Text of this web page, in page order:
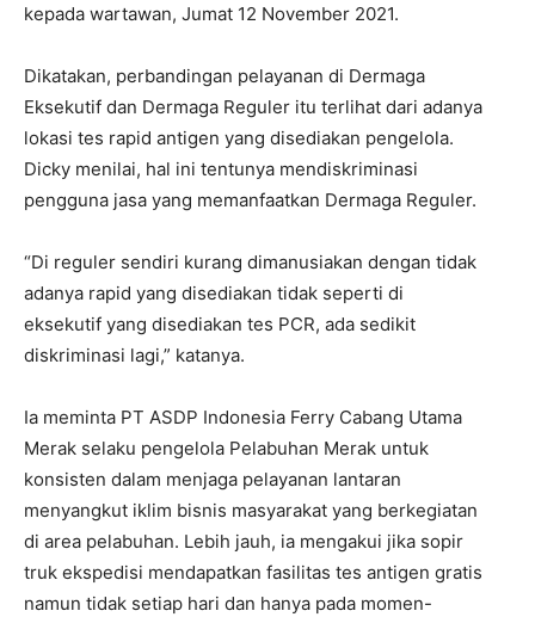
kepada wartawan, Jumat 12 November 2021.
Dikatakan, perbandingan pelayanan di Dermaga
Eksekutif dan Dermaga Reguler itu terlihat dari adanya
lokasi tes rapid antigen yang disediakan pengelola.
Dicky menilai, hal ini tentunya mendiskriminasi
pengguna jasa yang memanfaatkan Dermaga Reguler.
“Di reguler sendiri kurang dimanusiakan dengan tidak
adanya rapid yang disediakan tidak seperti di
eksekutif yang disediakan tes PCR, ada sedikit
diskriminasi lagi,” katanya.
Ia meminta PT ASDP Indonesia Ferry Cabang Utama
Merak selaku pengelola Pelabuhan Merak untuk
konsisten dalam menjaga pelayanan lantaran
menyangkut iklim bisnis masyarakat yang berkegiatan
di area pelabuhan. Lebih jauh, ia mengakui jika sopir
truk ekspedisi mendapatkan fasilitas tes antigen gratis
namun tidak setiap hari dan hanya pada momen-